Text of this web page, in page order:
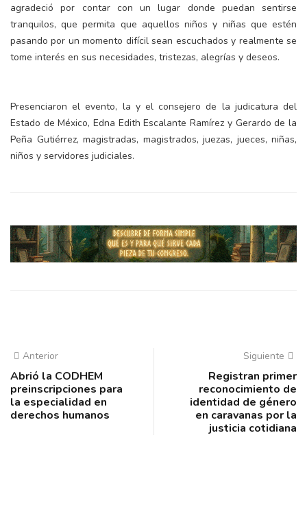
agradeció por contar con un lugar donde puedan sentirse
tranquilos, que permita que aquellos niños y niñas que estén
pasando por un momento difícil sean escuchados y realmente se
tome interés en sus necesidades, tristezas, alegrías y deseos.
Presenciaron el evento, la y el consejero de la judicatura del
Estado de México, Edna Edith Escalante Ramírez y Gerardo de la
Peña Gutiérrez, magistradas, magistrados, juezas, jueces, niñas,
niños y servidores judiciales.
Anterior
Abrió la CODHEM
preinscripciones para
la especialidad en
derechos humanos
Siguiente
Registran primer
reconocimiento de
identidad de género
en caravanas por la
justicia cotidiana